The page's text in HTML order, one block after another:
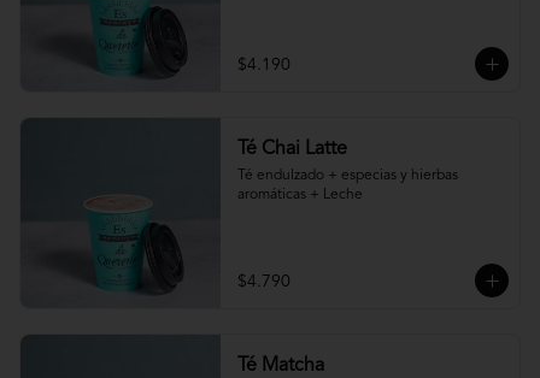
$4.190
Té Chai Latte
Té endulzado + especias y hierbas
aromáticas + Leche
$4.790
Té Matcha